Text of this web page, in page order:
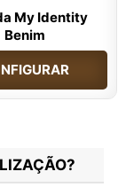
My Identity
Benim